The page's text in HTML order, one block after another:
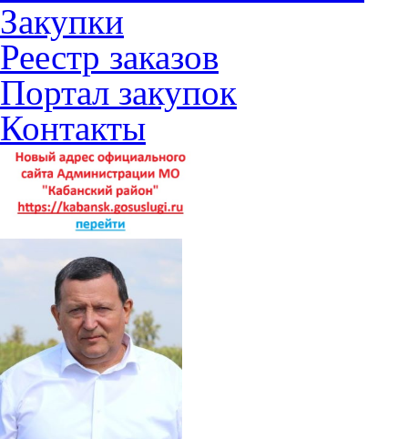
Закупки
Реестр заказов
Портал закупок
Контакты